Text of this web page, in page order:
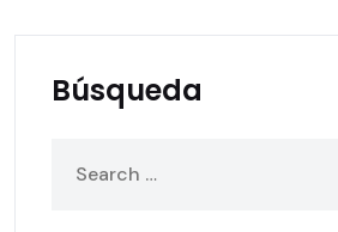
Búsqueda